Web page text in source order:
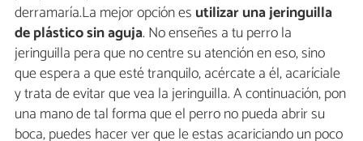
derramaría.La mejor opción es utilizar una jeringuilla
de plástico sin aguja. No enseñes a tu perro la
jeringuilla pera que no centre su atención en eso, sino
que espera a que esté tranquilo, acércate a él, acaríciale
y trata de evitar que vea la jeringuilla. A continuación, pon
una mano de tal forma que el perro no pueda abrir su
boca, puedes hacer ver que le estas acariciando un poco